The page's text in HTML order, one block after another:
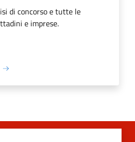
di concorso e tutte le
e imprese.